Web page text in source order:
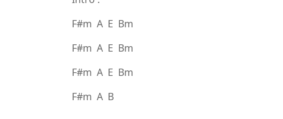
F#m A E Bm
F#m A E Bm
F#m A E Bm
F#m A B